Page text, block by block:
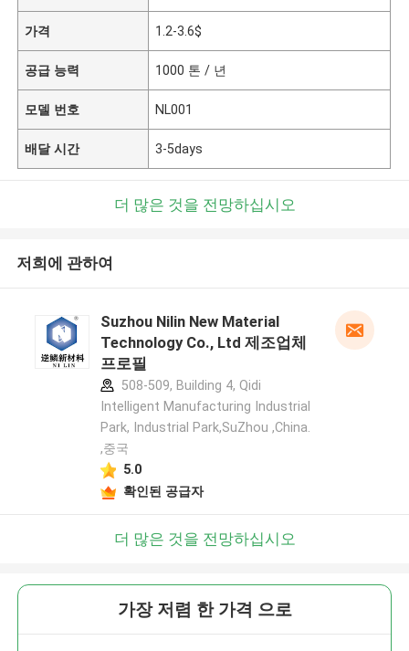
가격 1.2-3.6$
공급 능력 1000 톤 / 년
모델 번호 NL001
배달 시간 3-5days
더 많은 것을 전망하십시오
저희에 관하여
Suzhou Nilin New Material
Technology Co., Ltd 제조업체
프로필
508-509, Building 4, Qidi
Intelligent Manufacturing Industrial
Park, Industrial Park,SuZhou ,China.
,중국
5.0
확인된 공급자
더 많은 것을 전망하십시오
가장 저렴 한 가격 으로